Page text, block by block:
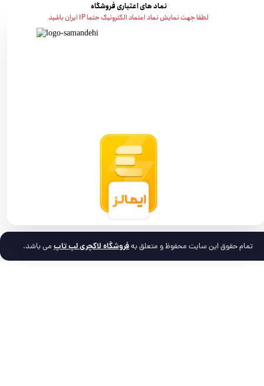
تمام حقوق این سایت محفوظ و متعلق بهفروشگاه لاکچری لپ تاپ می باشد.
نماد های اعتباری فروشگاه
لطفا جهت نمایش نماد اعتماد الکترونیک حتما IP ایران باشید